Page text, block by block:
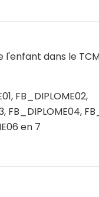
l'enfant dans le
FB_DIPLOME02,
FB_DIPLOME04,
en 7